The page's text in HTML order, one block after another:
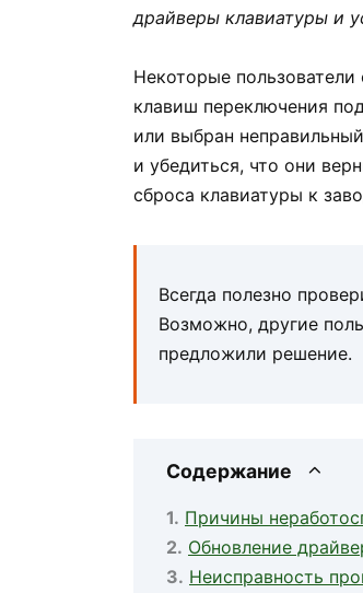
драйверы клавиатуры и
Некоторые
клавиш переключения
или выбран
и убедиться, что они
сброса клавиатуры к
Всегда полезно
Возможно, другие
предложили решение.
Содержание
Причины
Обновление
Неисправность